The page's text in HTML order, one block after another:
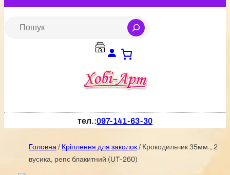
Перейти
тел.:097-141-63-30
Головна / Кріплення для заколок / Крокодильчик 35мм., 2
вусика, репс блакитний (UT-260)